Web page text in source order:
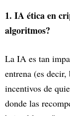
1. IA ética en
algoritmos?
La IA es tan
entrena (es
incentivos de
donde las